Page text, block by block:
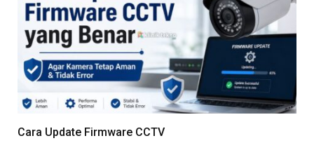
Cara Update Firmware CCTV